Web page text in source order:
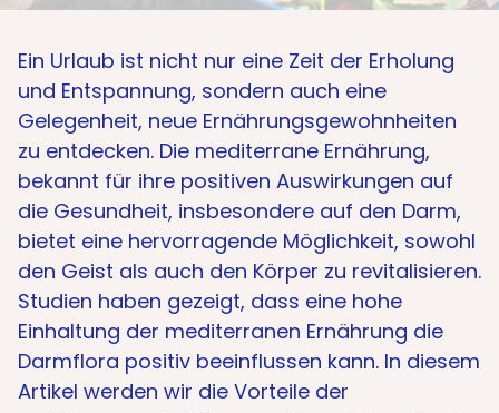
Ein Urlaub ist nicht nur eine Zeit der Erholung
und Entspannung, sondern auch eine
Gelegenheit, neue Ernährungsgewohnheiten
zu entdecken. Die mediterrane Ernährung,
bekannt für ihre positiven Auswirkungen auf
die Gesundheit, insbesondere auf den Darm,
bietet eine hervorragende Möglichkeit, sowohl
den Geist als auch den Körper zu revitalisieren.
Studien haben gezeigt, dass eine hohe
Einhaltung der mediterranen Ernährung die
Darmflora positiv beeinflussen kann​​. In diesem
Artikel werden wir die Vorteile der